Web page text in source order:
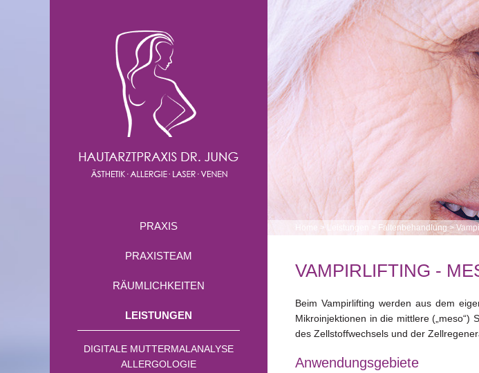
PRAXIS
PRAXISTEAM
RÄUMLICHKEITEN
LEISTUNGEN
DIGITALE MUTTERMALANALYSE
ALLERGOLOGIE
> Leistungen Faltenbehandlung>
VAMPIRLIFTING -
Beim Vampirlifting werden aus dem
Mikroinjektionen in die mittlere („meso“)
des Zellstoffwechsels und der
Anwendungsgebiete